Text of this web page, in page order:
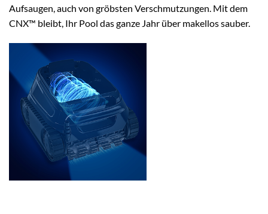
Aufsaugen, auch von gröbsten Verschmutzungen. Mit dem
CNX™ bleibt, Ihr Pool das ganze Jahr über makellos sauber.